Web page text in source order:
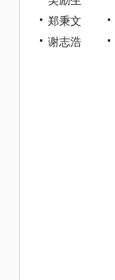
郑秉文
谢志浩